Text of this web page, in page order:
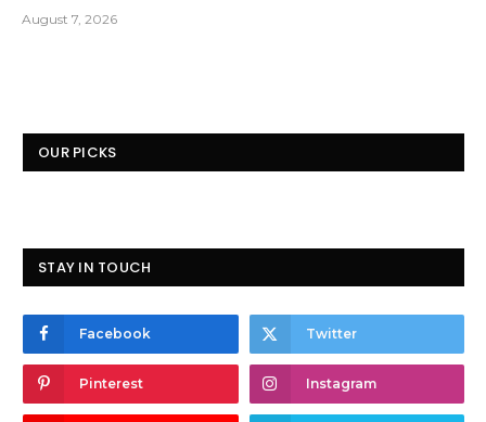
August 7, 2026
OUR PICKS
STAY IN TOUCH
Facebook Twitter
Pinterest Instagram